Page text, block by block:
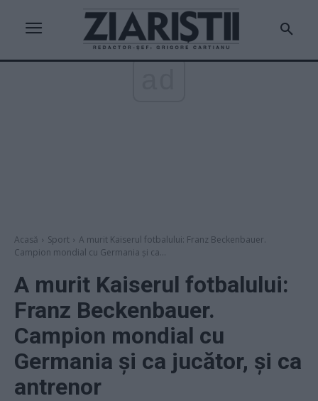
Acasă Sport
A murit Kaiserul fotbalului: Franz Beckenbauer.
Campion mondial cu Germania și ca...
A murit Kaiserul fotbalului:
Franz Beckenbauer.
Campion mondial cu
Germania și ca jucător, și ca
antrenor